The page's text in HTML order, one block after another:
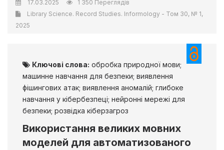
17.03.2025
1 350 Переглядів
Library Science. Record Studies. Informology - Том 30, № 1,
2025
Ключові слова: обробка природної мови;
машинне навчання для безпеки; виявлення
фішингових атак; виявлення аномалій; глибоке
навчання у кібербезпеці; нейронні мережі для
безпеки; розвідка кіберзагроз
Використання великих мовних
моделей для автоматизованого